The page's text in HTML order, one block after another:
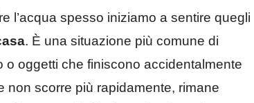
l’acqua spesso iniziamo a sentire quegli
. È una situazione più comune di
oggetti che finiscono accidentalmente
non scorre più rapidamente, rimane